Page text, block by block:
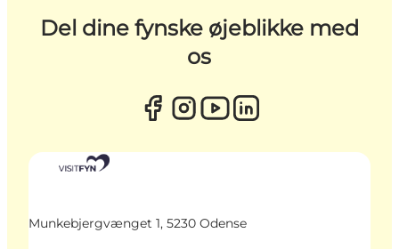
Del dine fynske øjeblikke med
os
Munkebjergvænget 1, 5230 Odense